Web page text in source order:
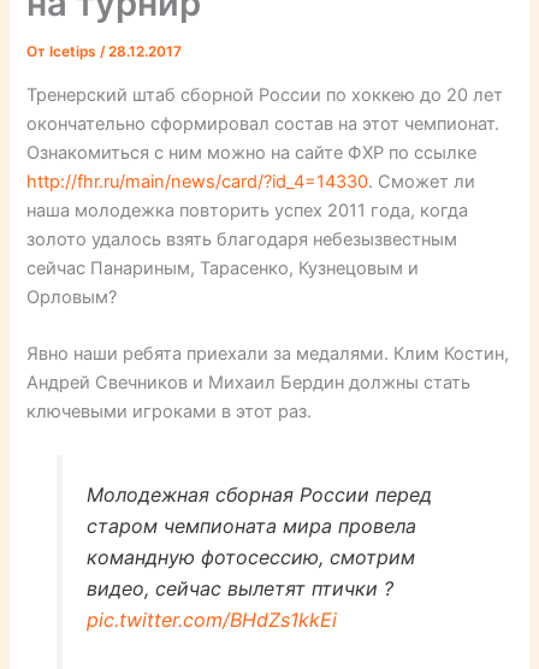
От Icetips/28.12.2017
Тренерский штаб сборной России по хоккею до 20 лет
окончательно сформировал состав на этот чемпионат.
Ознакомиться с ним можно на сайте ФХР по ссылке
http://fhr.ru/main/news/card/?id_4=14330. Сможет ли
наша молодежка повторить успех 2011 года, когда
золото удалось взять благодаря небезызвестным
сейчас Панариным, Тарасенко, Кузнецовым и
Орловым?
Явно наши ребята приехали за медалями. Клим Костин,
Андрей Свечников и Михаил Бердин должны стать
ключевыми игроками в этот раз.
Молодежная сборная России перед
старом чемпионата мира провела
командную фотосессию, смотрим
видео, сейчас вылетят птички ?
pic.twitter.com/BHdZs1kkEi